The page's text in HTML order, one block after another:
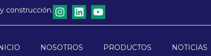
construcción.
NOSOTROS PRODUCTOS NOTICIAS